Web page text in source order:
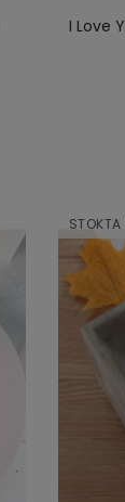
I Love
STOKTA